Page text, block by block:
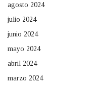
agosto 2024
julio 2024
junio 2024
mayo 2024
abril 2024
marzo 2024